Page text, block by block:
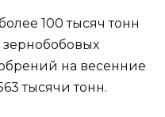
100 тысяч тонн
на весенние
тысячи тонн.